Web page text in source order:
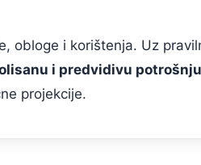
obloge i korištenja. Uz
i predvidivu potrošnju
projekcije.